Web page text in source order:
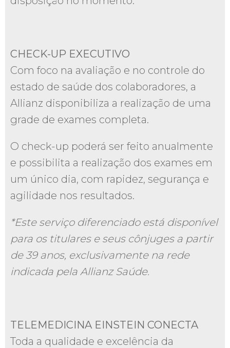
CHECK-UP EXECUTIVO
Com foco na avaliação e no controle do
estado de saúde dos colaboradores, a
Allianz disponibiliza a realização de uma
grade de exames completa.
O check-up poderá ser feito anualmente
e possibilita a realização dos exames em
um único dia, com rapidez, segurança e
agilidade nos resultados.
*Este serviço diferenciado está disponível
para os titulares e seus cônjuges a partir
de 39 anos, exclusivamente na rede
indicada pela Allianz Saúde.
TELEMEDICINA EINSTEIN CONECTA
Toda a qualidade e excelência da